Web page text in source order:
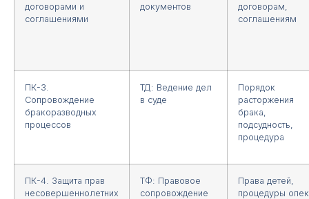
договорами и
соглашениями
документов
договорам,
соглашениям
ПК-3.
Сопровождение
бракоразводных
процессов
ТД: Ведение дел
в суде
Порядок
расторжения
брака,
подсудность,
процедура
ПК-4. Защита прав
несовершеннолетних
ТФ: Правовое
сопровождение
Права детей,
процедуры